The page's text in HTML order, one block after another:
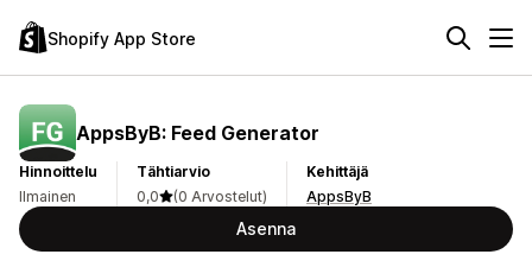
Shopify App Store
AppsByB: Feed Generator
Hinnoittelu
Ilmainen
Tähtiarvio
0,0
(0 Arvostelut)
Kehittäjä
AppsByB
Asenna